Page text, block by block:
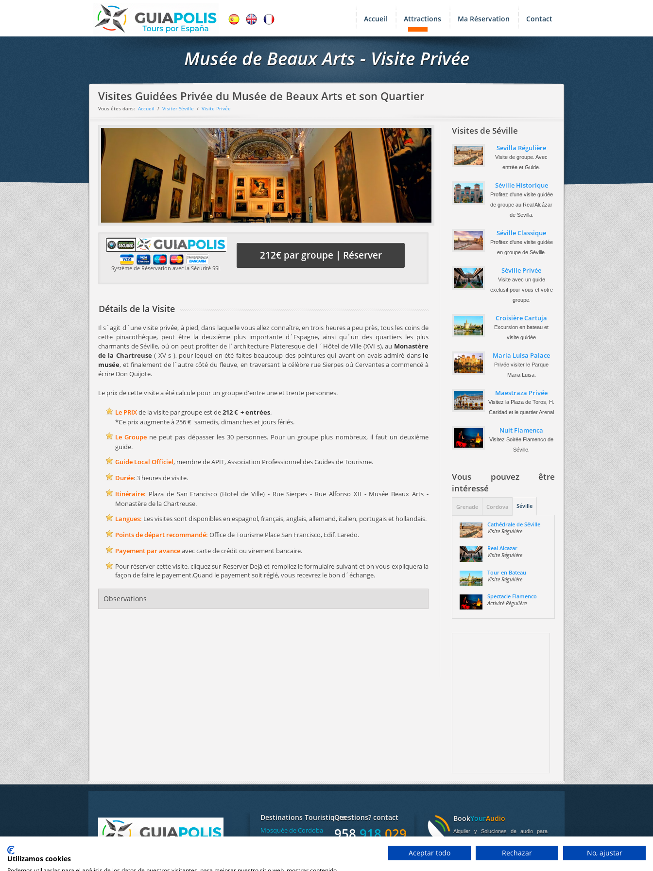
Accueil Attractions Ma Réservation Contact
Musée de Beaux Arts - Visite Privée
Visites Guidées Privée du Musée de Beaux Arts et son Quartier
Vous êtes dans: Accueil / Visiter Séville / Visite Privée
Système de Réservation avec la Sécurité SSL
212€ par groupe | Réserver
Détails de la Visite
Il s´agit d´une visite privée, à pied, dans laquelle vous allez connaître, en trois heures a peu près, tous les coins de
cette pinacothèque, peut être la deuxième plus importante d´Espagne, ainsi qu´un des quartiers les plus
charmants de Séville, oú on peut profiter de l´architecture Plateresque de l ´Hôtel de Ville (XVI s), au Monastère
de la Chartreuse ( XV s ), pour lequel on été faites beaucoup des peintures qui avant on avais admiré dans le
musée, et finalement de l´autre côté du fleuve, en traversant la célèbre rue Sierpes oú Cervantes a commencé à
écrire Don Quijote.
Le prix de cette visite a été calcule pour un groupe d'entre une et trente personnes.
Le PRIXde la visite par groupe est de212 € + entrées.
*Ce prix augmente à 256 € samedis, dimanches et jours fériés.
Le Groupe ne peut pas dépasser les 30 personnes. Pour un groupe plus nombreux, il faut un deuxième
guide.
Guide Local Officiel, membre de APIT, Association Professionnel des Guides de Tourisme.
Durée: 3 heures de visite.
Itinéraire: Plaza de San Francisco (Hotel de Ville) - Rue Sierpes - Rue Alfonso XII - Musée Beaux Arts -
Monastère de la Chartreuse.
Langues: Les visites sont disponibles en espagnol, français, anglais, allemand, italien, portugais et hollandais.
Points de départ recommandé: Office de Tourisme Place San Francisco, Edif. Laredo.
Payement par avanceavec carte de crédit ou virement bancaire.
Pour réserver cette visite, cliquez sur Reserver Dejà et rempliez le formulaire suivant et on vous expliquera la
façon de faire le payement.Quand le payement soit réglé, vous recevrez le bon d´échange.
Observations
Visites de Séville
Sevilla Régulière
Visite de groupe. Avec
entrée et Guide.
Séville Historique
Profitez d'une visite guidée
de groupe au Real Alcázar
de Sevilla.
Séville Classique
Profitez d'une visite guidée
en groupe de Séville.
Séville Privée
Visite avec un guide
exclusif pour vous et votre
groupe.
Croisière Cartuja
Excursion en bateau et
visite guidée
Maria Luisa Palace
Privée visiter le Parque
Maria Luisa.
Maestraza Privée
Visitez la Plaza de Toros, H.
Caridad et le quartier Arenal
Nuit Flamenca
Visitez Soirée Flamenco de
Séville.
Vous pouvez être
intéressé
Grenade Cordova Séville
Cathédrale de Séville
Visite Régulière
Real Alcazar
Visite Régulière
Tour en Bateau
Visite Régulière
Spectacle Flamenco
Activité Régulière
Destinations Touristiques
Mosquée de Cordoba
Questions? contact
958918029
de 9h à 14h et de 17h à 20h
BookYourAudio
Alquiler y Soluciones de audio para
Utilizamos cookies
Aceptar todo Rechazar No, ajustar